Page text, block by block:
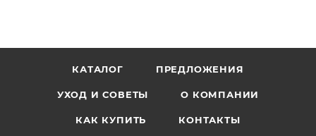
КАТАЛОГ ПРЕДЛОЖЕНИЯ
УХОД И СОВЕТЫ О КОМПАНИИ
КАК КУПИТЬ КОНТАКТЫ